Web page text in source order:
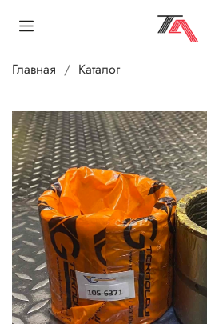
Главная Каталог